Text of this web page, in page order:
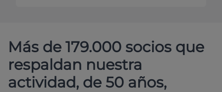
Más de 179.000 socios que
respaldan nuestra
actividad, de 50 años,